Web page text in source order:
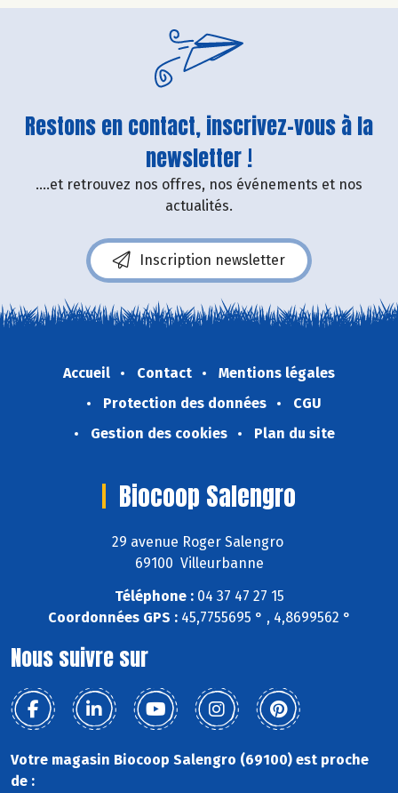
Restons en contact, inscrivez-vous à la
newsletter !
....et retrouvez nos offres, nos événements et nos
actualités.
Inscription newsletter
Accueil Contact
Mentions légales
Protection des données
CGU
Gestion des cookies
Plan du site
Biocoop Salengro
29 avenue Roger Salengro
69100 Villeurbanne
Téléphone :04 37 47 27 15
Coordonnées GPS :45,7755695 ° , 4,8699562 °
Nous suivre sur
Votre magasin Biocoop Salengro (69100) est proche
de :